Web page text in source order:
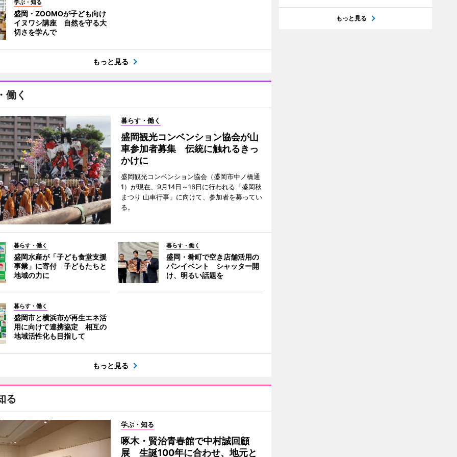
学ぶ・知る
盛岡・ZOOMOが子ども向け
イヌワシ講座 自然を守る大
切さを学んで
もっと見る
働く
暮らす・働く
盛岡観光コンベンション協会が山
車参加者募集 伝統に触れるきっ
かけに
盛岡観光コンベンション協会（盛岡市中ノ橋通
1）が現在、9月14日～16日に行われる「盛岡秋
まつり 山車行事」に向けて、参加者を募ってい
る。
暮らす・働く
盛岡水産が「子ども食堂支援
事業」に寄付 子どもたちと
地域の力に
暮らす・働く
盛岡・肴町で空き店舗活用の
パンイベント シャッター開
け、明るい話題を
暮らす・働く
盛岡市と横浜市が再生エネ活
用に向けて連携協定 相互の
地域活性化も目指して
もっと見る
る
学ぶ・知る
啄木・賢治青春館で中村誠回顧
展 生誕100年に合わせ、地元と
もっと見る